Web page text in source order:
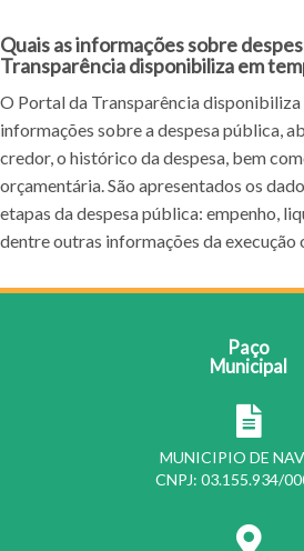
Quais as informações sobre
Transparência disponibiliza em
O Portal da Transparência
informações sobre a despesa pública,
credor, o histórico da despesa, bem
orçamentária. São apresentados os
etapas da despesa pública: empenho,
dentre outras informações da execução
Paço
Municipal
MUNICIPIO DE
CNPJ: 03.155.934/